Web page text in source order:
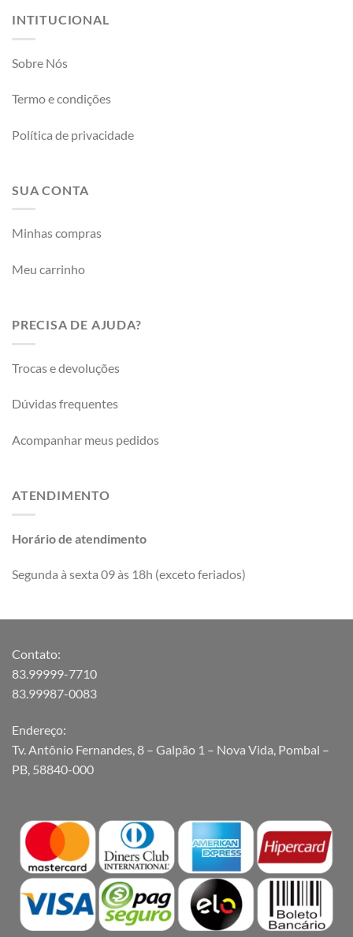
INTITUCIONAL
Sobre Nós
Termo e condições
Política de privacidade
SUA CONTA
Minhas compras
Meu carrinho
PRECISA DE AJUDA?
Trocas e devoluções
Dúvidas frequentes
Acompanhar meus pedidos
ATENDIMENTO
Horário de atendimento
Segunda à sexta 09 às 18h (exceto feriados)
Contato:
83.99999-7710
83.99987-0083
Endereço:
Tv. Antônio Fernandes, 8 – Galpão 1 – Nova Vida, Pombal –
PB, 58840-000